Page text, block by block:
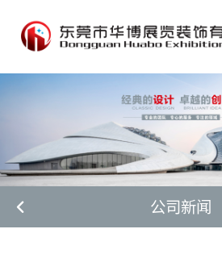
公司新闻